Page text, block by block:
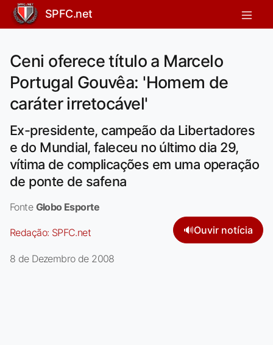
SPFC.net
Ceni oferece título a Marcelo
Portugal Gouvêa: 'Homem de
caráter irretocável'
Ex-presidente, campeão da Libertadores
e do Mundial, faleceu no último dia 29,
vítima de complicações em uma operação
de ponte de safena
Fonte Globo Esporte
Redação: SPFC.net 🔊Ouvir notícia
8 de Dezembro de 2008